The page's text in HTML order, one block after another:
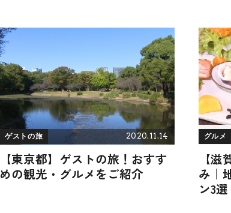
ゲストの旅 2020.11.14
【東京都】ゲストの旅！おすす
めの観光・グルメをご紹介
グルメ
【
み｜
ン3選